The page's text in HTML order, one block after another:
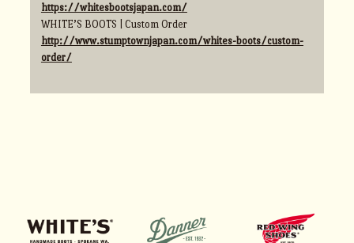
https://whitesbootsjapan.com/
WHITE’S BOOTS | Custom Order
http://www.stumptownjapan.com/whites-boots/custom-
order/